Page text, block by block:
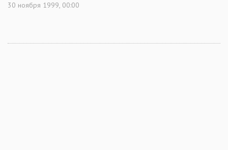
30 ноября 1999, 00:00